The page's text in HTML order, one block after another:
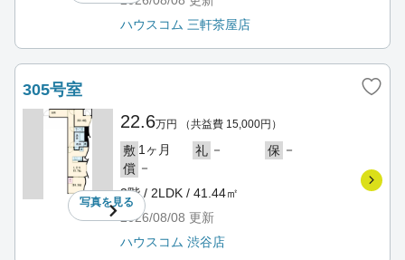
ハウスコム 三軒茶屋店
305号室
写真を見る
22.6万円 （共益費 15,000円）
敷 1ヶ月 礼 － 保 －
償 －
3階 / 2LDK / 41.44㎡
2026/08/08 更新
ハウスコム 渋谷店